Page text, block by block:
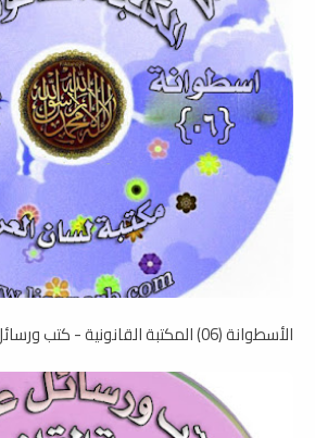
الأسطوانة (06) المكتبة القانونية - كتب ورسائل علمية ، pdf